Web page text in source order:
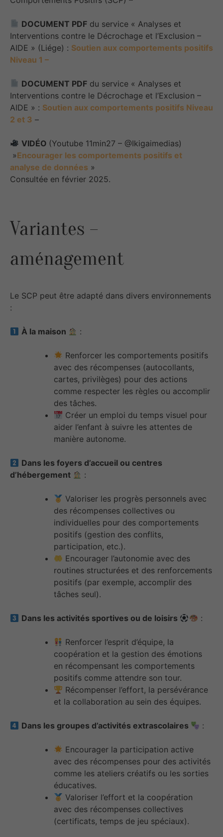
DOCUMENT PDF du service « Analyses et
Interventions contre le Décrochage et l’Exclusion –
AIDE » (Liége) : Soutien aux comportements positifs
Niveau 1 –
DOCUMENT PDF du service « Analyses et
Interventions contre le Décrochage et l’Exclusion –
AIDE » : Soutien aux comportements positifs Niveau
2 et 3 –
VIDÉO (Youtube 11min27 – @Ikigaimedias)
»Encourager les comportements positifs et
analyse de données »
Consultée en février 2025.
Variantes –
aménagement
Le SCP peut être adapté dans divers environnements
:
À la maison :
Renforcer les comportements positifs
avec des récompenses (autocollants,
cartes, privilèges) pour des actions
comme respecter les règles ou accomplir
des tâches.
Créer un emploi du temps visuel pour
aider l’enfant à suivre les attentes de
manière autonome.
Dans les foyers d’accueil ou centres
d’hébergement
:
Valoriser les progrès personnels avec
des récompenses collectives ou
individuelles pour des comportements
positifs (gestion des conflits,
participation, etc.).
Encourager l’autonomie avec des
routines structurées et des renforcements
positifs (par exemple, accomplir des
tâches seul).
Dans les activités sportives ou de loisirs :
Renforcer l’esprit d’équipe, la
coopération et la gestion des émotions
en récompensant les comportements
positifs comme attendre son tour.
Récompenser l’effort, la persévérance
et la collaboration au sein des équipes.
Dans les groupes d’activités extrascolaires :
Encourager la participation active
avec des récompenses pour des activités
comme les ateliers créatifs ou les sorties
éducatives.
Valoriser l’effort et la coopération
avec des récompenses collectives
(certificats, temps de jeu spéciaux).